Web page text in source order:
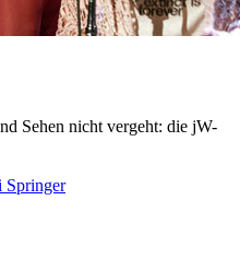
Sehen nicht vergeht: die jW-
Springer